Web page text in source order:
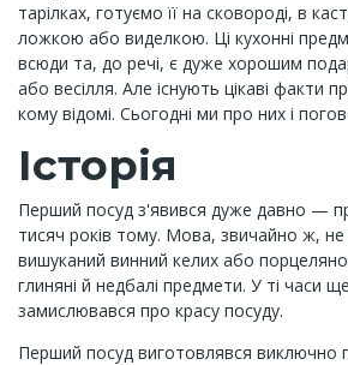
тарілках, готуємо її на сковороді, в
ложкою або виделкою. Ці кухонні
всюди та, до речі, є дуже хорошим
або весілля. Але існують цікаві факти
кому відомі. Сьогодні ми про них і
Історія
Перший посуд з'явився дуже давно —
тисяч років тому. Мова, звичайно ж,
вишуканий винний келих або
глиняні й недбалі предмети. У ті часи
замислювався про красу посуду.
Перший посуд виготовлявся виключно